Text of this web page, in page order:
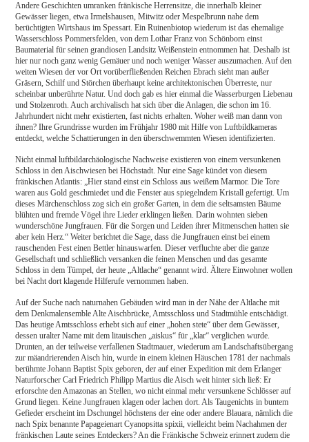
Andere Geschichten umranken fränkische Herrensitze, die innerhalb kleiner
Gewässer liegen, etwa Irmelshausen, Mitwitz oder Mespelbrunn nahe dem
berüchtigten Wirtshaus im Spessart. Ein Ruinenbiotop wiederum ist das ehemalige
Wasserschloss Pommersfelden, von dem Lothar Franz von Schönborn einst
Baumaterial für seinen grandiosen Landsitz Weißenstein entnommen hat. Deshalb ist
hier nur noch ganz wenig Gemäuer und noch weniger Wasser auszumachen. Auf den
weiten Wiesen der vor Ort vorüberfließenden Reichen Ebrach sieht man außer
Gräsern, Schilf und Störchen überhaupt keine architektonischen Überreste, nur
scheinbar unberührte Natur. Und doch gab es hier einmal die Wasserburgen Liebenau
und Stolzenroth. Auch archivalisch hat sich über die Anlagen, die schon im 16.
Jahrhundert nicht mehr existierten, fast nichts erhalten. Woher weiß man dann von
ihnen? Ihre Grundrisse wurden im Frühjahr 1980 mit Hilfe von Luftbildkameras
entdeckt, welche Schattierungen in den überschwemmten Wiesen identifizierten.
Nicht einmal luftbildarchäologische Nachweise existieren von einem versunkenen
Schloss in den Aischwiesen bei Höchstadt. Nur eine Sage kündet von diesem
fränkischen Atlantis: „Hier stand einst ein Schloss aus weißem Marmor. Die Tore
waren aus Gold geschmiedet und die Fenster aus spiegelndem Kristall gefertigt. Um
dieses Märchenschloss zog sich ein großer Garten, in dem die seltsamsten Bäume
blühten und fremde Vögel ihre Lieder erklingen ließen. Darin wohnten sieben
wunderschöne Jungfrauen. Für die Sorgen und Leiden ihrer Mitmenschen hatten sie
aber kein Herz.“ Weiter berichtet die Sage, dass die Jungfrauen einst bei einem
rauschenden Fest einen Bettler hinauswarfen. Dieser verfluchte aber die ganze
Gesellschaft und schließlich versanken die feinen Menschen und das gesamte
Schloss in dem Tümpel, der heute „Altlache“ genannt wird. Ältere Einwohner wollen
bei Nacht dort klagende Hilferufe vernommen haben.
Auf der Suche nach naturnahen Gebäuden wird man in der Nähe der Altlache mit
dem Denkmalensemble Alte Aischbrücke, Amtsschloss und Stadtmühle entschädigt.
Das heutige Amtsschloss erhebt sich auf einer „hohen stete“ über dem Gewässer,
dessen uralter Name mit dem litauischen „aiskus“ für „klar“ verglichen wurde.
Drunten, an der teilweise verfallenen Stadtmauer, wiederum am Landschaftsübergang
zur mäandrierenden Aisch hin, wurde in einem kleinen Häuschen 1781 der nachmals
berühmte Johann Baptist Spix geboren, der auf einer Expedition mit dem Erlanger
Naturforscher Carl Friedrich Philipp Martius die Aisch weit hinter sich ließ: Er
erforschte den Amazonas an Stellen, wo nicht einmal mehr versunkene Schlösser auf
Grund liegen. Keine Jungfrauen klagen oder lachen dort. Als Taugenichts in buntem
Gefieder erscheint im Dschungel höchstens der eine oder andere Blauara, nämlich die
nach Spix benannte Papageienart Cyanopsitta spixii, vielleicht beim Nachahmen der
fränkischen Laute seines Entdeckers? An die Fränkische Schweiz erinnert zudem die